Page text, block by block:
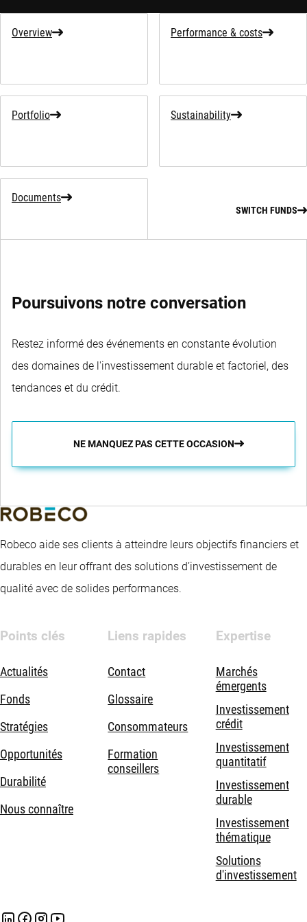
Overview Performance & costs
Portfolio Sustainability
Documents
SWITCH FUNDS
Poursuivons notre conversation
Restez informé des événements en constante évolution
des domaines de l'investissement durable et factoriel, des
tendances et du crédit.
NE MANQUEZ PAS CETTE OCCASION
Robeco aide ses clients à atteindre leurs objectifs financiers et
durables en leur offrant des solutions d’investissement de
qualité avec de solides performances.
Points clés
Actualités
Fonds
Stratégies
Opportunités
Durabilité
Nous connaître
Liens rapides
Contact
Glossaire
Consommateurs
Formation
conseillers
Expertise
Marchés
émergents
Investissement
crédit
Investissement
quantitatif
Investissement
durable
Investissement
thématique
Solutions
d'investissement